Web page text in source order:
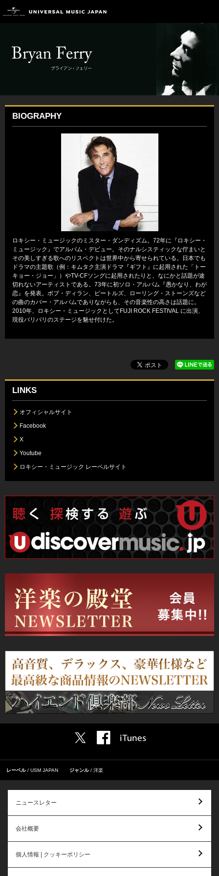
BIOGRAPHY
ロキシー・ミュージックのミスター・ダンディズム。72年に『ロキシー・
ミュージック』でアルバム・デビュー。そのナルシスティックな佇まいと
その美しすぎる歌へのリスペクトは世界中から寄せられている。日本でも
ドラマの主題歌（例：キムタク主演ドラマ『ギフト』に起用された「トー
キョー・ジョー」）やTV-CFソングに起用されたりと、なにかと話題が途
切れないアーティストである。73年に初ソロ・アルバム『愚かなり、わが
恋』を発表。ボブ・ディラン、ビートルズ、ローリング・ストーンズなど
の曲のカバー・アルバムでありながらも、その音楽性の高さは話題に。
2010年、ロキシー・ミュージックとしてFUJI ROCK FESTIVAL に出演、
現役バリバリのステージを魅せ付けた。
LINKS
オフィシャルサイト
Facebook
X
Youtube
ロキシー・ミュージック レーベルサイト
レーベル USM JAPAN ジャンル 洋楽
ニュースレター
会社概要
個人情報 | クッキーポリシー